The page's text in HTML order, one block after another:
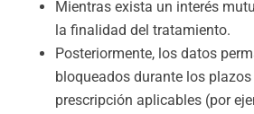
Mientras exista un interés
la finalidad del tratamiento.
Posteriormente, los datos
bloqueados durante los
prescripción aplicables (por